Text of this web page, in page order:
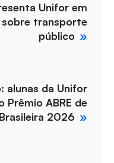
Unifor em
transporte
público
alunas da Unifor
Prêmio ABRE de
2026